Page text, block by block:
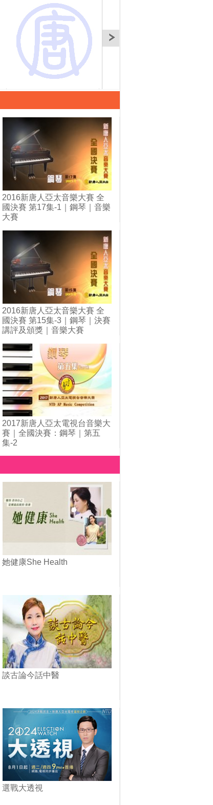
2016新唐人亞太音樂大
賽 全國決賽 第四集｜小
提琴(4)｜音樂大賽
2016新唐人亞太音樂大賽 全
國決賽 第17集-1｜鋼琴｜音樂
大賽
2016新唐人亞太音樂大賽 全
國決賽 第15集-3｜鋼琴｜決賽
講評及頒獎｜音樂大賽
2017新唐人亞太電視台音樂大
賽｜全國決賽：鋼琴｜第五
集-2
她健康She Health
談古論今話中醫
選戰大透視